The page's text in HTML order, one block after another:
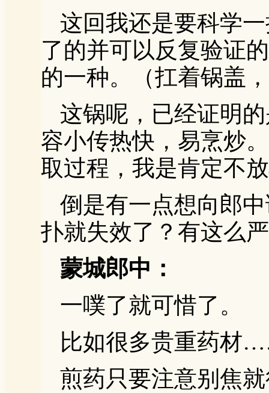
这回我还是要科学
了的并可以反复验证
的一种。（扛着锅盖
这锅呢，已经证明
容小传热快，易烹炒
取过程，我是肯定不
倒是有一点想向郎
扑就失效了？有这么
蒙城郎中：
一噗了就可惜了。
比如很多贵重药材
煎药只要注意别焦